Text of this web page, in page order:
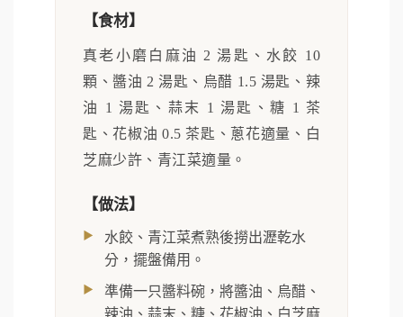
【食材】
真老小磨白麻油 2 湯匙、水餃 10
顆、醬油 2 湯匙、烏醋 1.5 湯匙、辣
油 1 湯匙、蒜末 1 湯匙、糖 1 茶
匙、花椒油 0.5 茶匙、蔥花適量、白
芝麻少許、青江菜適量。
【做法】
水餃、青江菜煮熟後撈出瀝乾水
分，擺盤備用。
準備一只醬料碗，將醬油、烏醋、
辣油、蒜末、糖、花椒油、白芝麻